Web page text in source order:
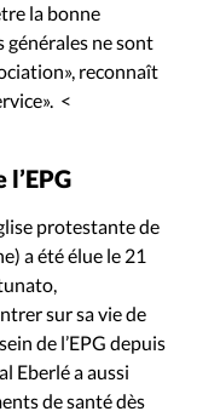
la bonne
générales ne sont
reconnaît
<
protestante de
a été élue le 21
sur sa vie de
de l’EPG depuis
Eberlé a aussi
de santé dès